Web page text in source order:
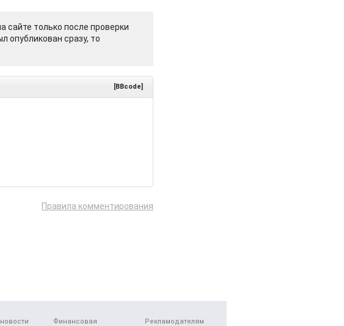
сайте только после проверки
опубликован сразу, то
[BBcode]
Правила комментирования
Финансовая
Рекламодателям